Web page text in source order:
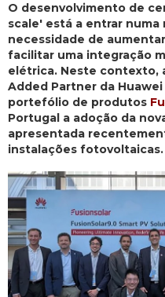
O desenvolvimento de
scale' está a entrar numa
necessidade de
facilitar uma integração
elétrica. Neste contexto,
Added Partner da
portefólio de produtos
Portugal a adoção da
apresentada
instalações fotovoltaicas.